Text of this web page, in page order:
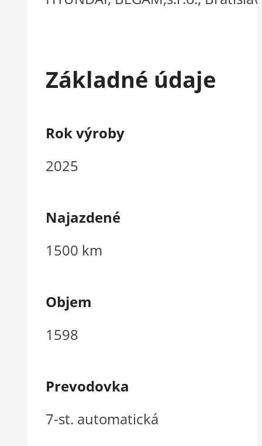
Základné údaje
Rok výroby
2025
Najazdené
1500 km
Objem
1598
Prevodovka
7-st. automatická